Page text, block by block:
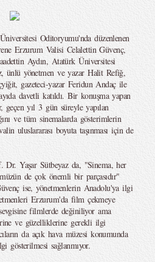
Oditoryumu'nda düzenlenen
Erzurum Valisi Celalettin Güvenç,
Aydın, Atatürk Üniversitesi
ünlü yönetmen ve yazar Halit Refiğ,
gazeteci-yazar Feridun Andaç ile
davetli katıldı. Bir konuşma yapan
yıl 3 gün süreyle yapılan
ve tüm sinemalarda gösterimlerin
uluslararası boyuta taşınması için de
Yaşar Sütbeyaz da, "Sinema, her
de çok önemli bir parçasıdır"
ise, yönetmenlerin Anadolu'ya ilgi
Erzurum'da film çekmeye
filmlerde değiniliyor ama
ve güzelliklerine gerekli ilgi
da açık hava müzesi konumunda
gösterilmesi sağlanmıyor.